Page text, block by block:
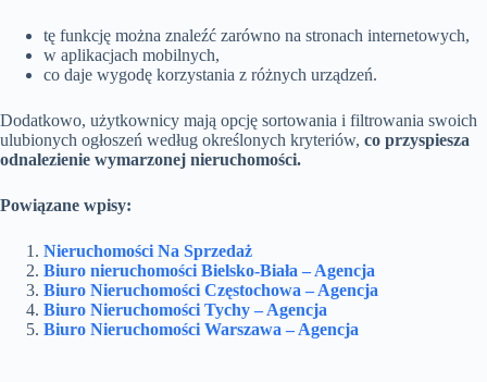
tę funkcję można znaleźć zarówno na stronach internetowych,
w aplikacjach mobilnych,
co daje wygodę korzystania z różnych urządzeń.
Dodatkowo, użytkownicy mają opcję sortowania i filtrowania swoich
ulubionych ogłoszeń według określonych kryteriów, co przyspiesza
odnalezienie wymarzonej nieruchomości.
Powiązane wpisy:
Nieruchomości Na Sprzedaż
Biuro nieruchomości Bielsko-Biała – Agencja
Biuro Nieruchomości Częstochowa – Agencja
Biuro Nieruchomości Tychy – Agencja
Biuro Nieruchomości Warszawa – Agencja